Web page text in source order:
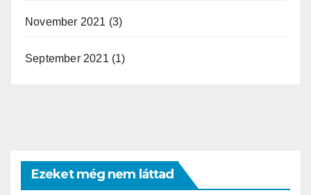
November 2021 (3)
September 2021 (1)
Ezeket még nem láttad